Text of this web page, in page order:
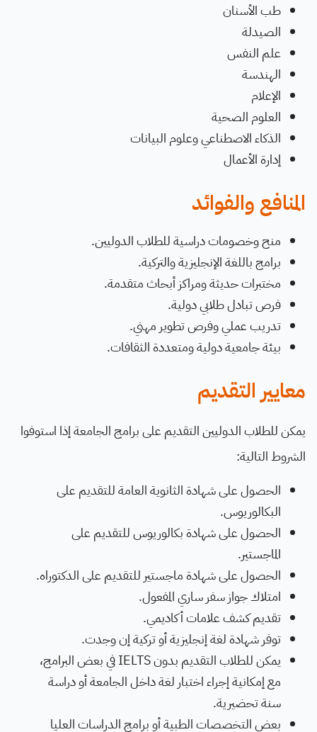
طب الأسنان
الصيدلة
علم النفس
الهندسة
الإعلام
العلوم الصحية
الذكاء الاصطناعي وعلوم البيانات
إدارة الأعمال
المنافع والفوائد
منح وخصومات دراسية للطلاب الدوليين.
برامج باللغة الإنجليزية والتركية.
مختبرات حديثة ومراكز أبحاث متقدمة.
فرص تبادل طلابي دولية.
تدريب عملي وفرص تطوير مهني.
بيئة جامعية دولية ومتعددة الثقافات.
معايير التقديم
يمكن للطلاب الدوليين التقديم على برامج الجامعة إذا استوفوا
الشروط التالية:
الحصول على شهادة الثانوية العامة للتقديم على
البكالوريوس.
الحصول على شهادة بكالوريوس للتقديم على
الماجستير.
الحصول على شهادة ماجستير للتقديم على الدكتوراه.
امتلاك جواز سفر ساري المفعول.
تقديم كشف علامات أكاديمي.
توفر شهادة لغة إنجليزية أو تركية إن وجدت.
يمكن للطلاب التقديم بدون IELTS في بعض البرامج،
مع إمكانية إجراء اختبار لغة داخل الجامعة أو دراسة
سنة تحضيرية.
بعض التخصصات الطبية أو برامج الدراسات العليا